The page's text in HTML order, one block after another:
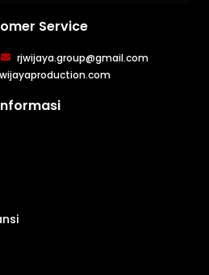
Service
rjwijaya.group@gmail.com